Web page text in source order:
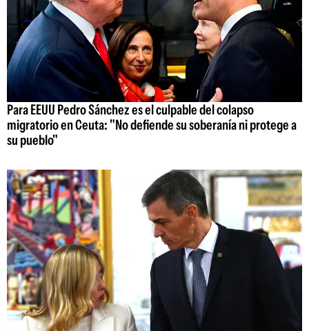
Para EEUU Pedro Sánchez es el culpable del colapso
migratorio en Ceuta: "No defiende su soberanía ni protege a
su pueblo"